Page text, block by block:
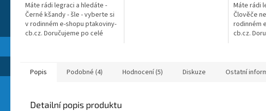
Máte rádi legraci a hledáte -
Černé kšandy - šle - vyberte si
v rodinném e-shopu ptakoviny-
cb.cz. Doručujeme po celé
Máte rádi
Člověče
rodinném
cb.cz.
Popis Podobné (4) Hodnocení (5) Diskuze Ostatní
Detailní popis produktu